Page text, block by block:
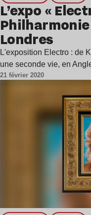
L’expo «
Londres
L'exposition Electro : de
une seconde vie, en
21 février 2020